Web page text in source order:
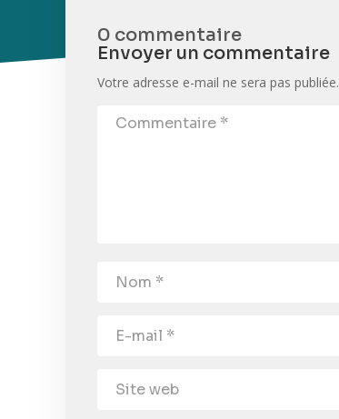
0 commentaire
Envoyer un commentaire
Votre adresse e-mail ne sera pas publiée.